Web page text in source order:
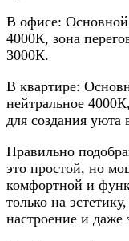
В офисе:
4000К, зона
3000К.
В квартире:
нейтральное
для создания уюта
Правильно
это простой, но
комфортной и
только на
настроение и даже